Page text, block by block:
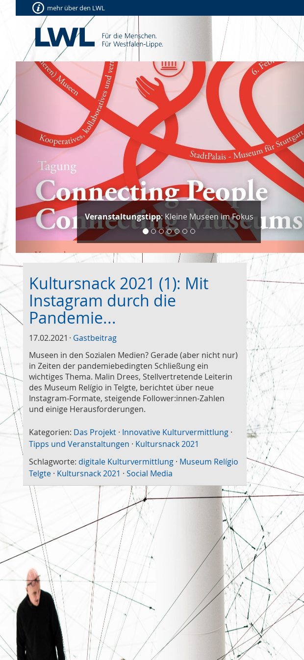
mehr über den LWL
Veranstaltungstipp: Kleine Museen im Fokus
Vorherige
Kultursnack 2021 (1): Mit
Instagram durch die
Pandemie...
17.02.2021
Gastbeitrag
Museen in den Sozialen Medien? Gerade (aber nicht nur)
in Zeiten der pandemiebedingten Schließung ein
wichtiges Thema. Malin Drees, Stellvertretende Leiterin
des Museum Relígio in Telgte, berichtet über neue
Instagram-Formate, steigende Follower:innen-Zahlen
und einige Herausforderungen.
Kategorien: Das Projekt · Innovative Kulturvermittlung ·
Tipps und Veranstaltungen · Kultursnack 2021
Schlagworte: digitale Kulturvermittlung · Museum Relígio
Telgte · Kultursnack 2021 · Social Media